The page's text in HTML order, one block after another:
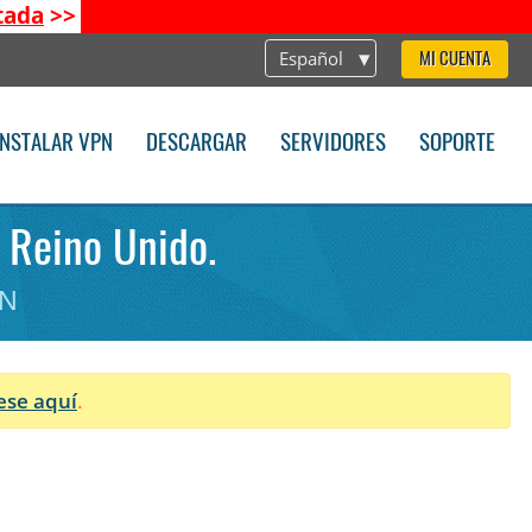
>>
Español MI CUENTA
INSTALAR VPN DESCARGAR SERVIDORES SOPORTE
Reino Unido.
aquí.